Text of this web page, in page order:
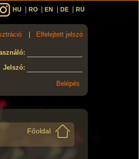
HU RO EN DE RU
Elfelejtett jelszó
:
Jelszó:
Főoldal